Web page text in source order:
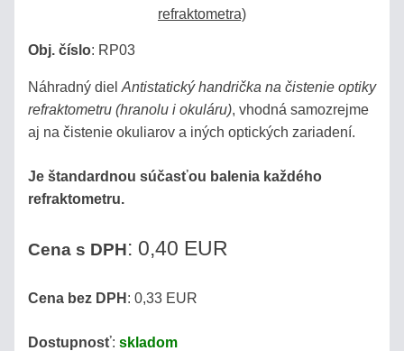
Obj. číslo: RP03
Náhradný diel Antistatický handrička na čistenie optiky
refraktometru (hranolu i okuláru), vhodná samozrejme
aj na čistenie okuliarov a iných optických zariadení.
Je štandardnou súčasťou balenia každého
refraktometru.
Cena s DPH: 0,40 EUR
Cena bez DPH : 0,33 EUR
Dostupnosť: skladom